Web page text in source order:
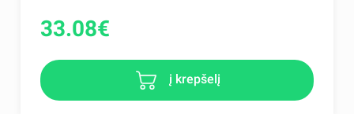
33.08€
į krepšelį